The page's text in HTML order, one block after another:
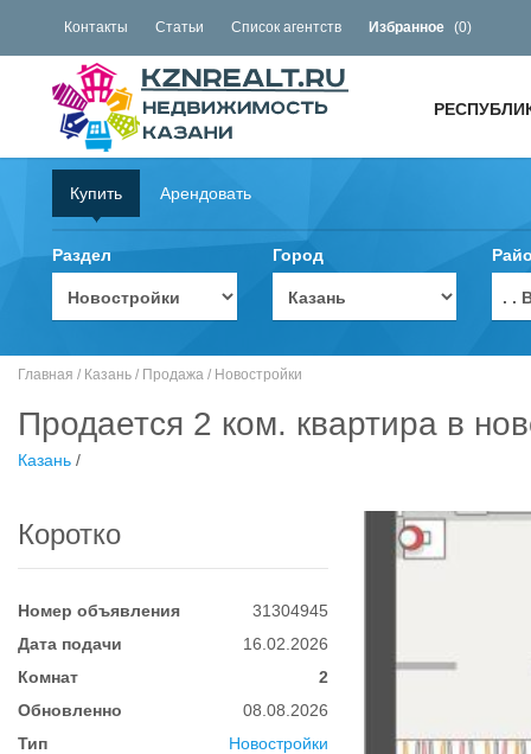
Контакты Статьи Список агентств Избранное (0)
Купить Арендовать
Раздел Город
. .
Главная / Казань / Продажа / Новостройки
Продается 2 ком. квартира в
Казань /
Коротко
Номер объявления
31304945
Дата подачи
16.02.2026
Комнат
2
Обновленно
08.08.2026
Тип
Новостройки